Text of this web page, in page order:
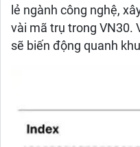
lẻ ngành công nghệ,
vài mã trụ trong VN30.
sẽ biến động quanh